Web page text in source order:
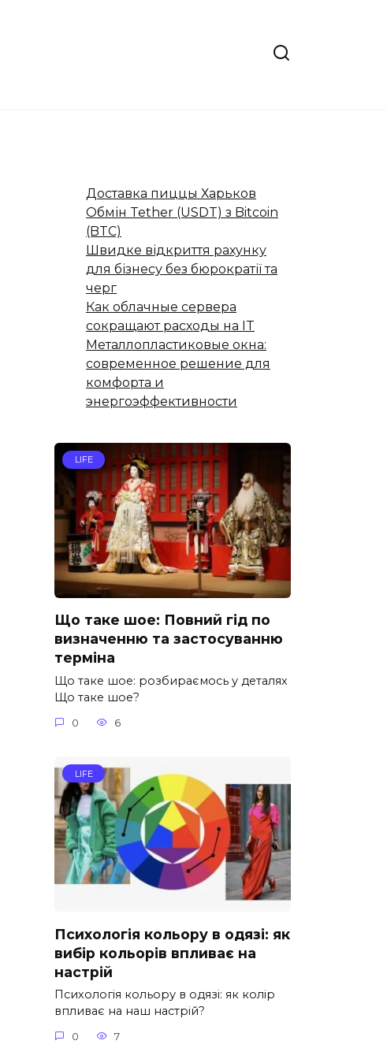
Доставка пиццы Харьков
Обмін Tether (USDT) з Bitcoin
(BTC)
Швидке відкриття рахунку
для бізнесу без бюрократії та
черг
Как облачные сервера
сокращают расходы на IT
Металлопластиковые окна:
современное решение для
комфорта и
энергоэффективности
LIFE
Що таке шое: Повний гід по
визначенню та застосуванню
терміна
Що таке шое: розбираємось у деталях
Що таке шое?
0 6
LIFE
Психологія кольору в одязі: як
вибір кольорів впливає на
настрій
Психологія кольору в одязі: як колір
впливає на наш настрій?
0 7